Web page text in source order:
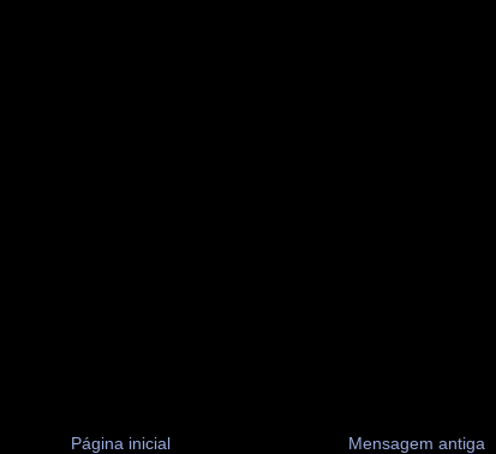
Mensagem antiga
Página inicial